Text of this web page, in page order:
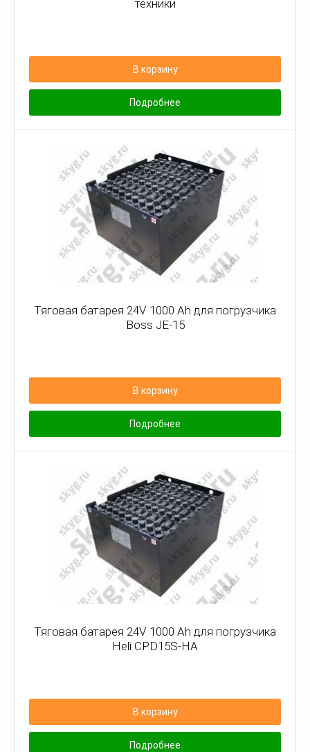
техники
В корзину
Подробнее
Тяговая батарея 24V 1000 Ah для погрузчика
Boss JE-15
В корзину
Подробнее
Тяговая батарея 24V 1000 Ah для погрузчика
Heli CPD15S-HA
В корзину
Подробнее